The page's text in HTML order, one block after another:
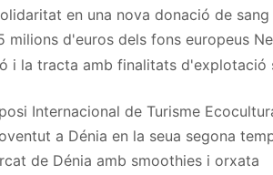
en una nova donació de
d'euros dels fons europeus
i la tracta amb finalitats d'explotació
Internacional de Turisme
a Dénia en la seua segona
de Dénia amb smoothies i orxata